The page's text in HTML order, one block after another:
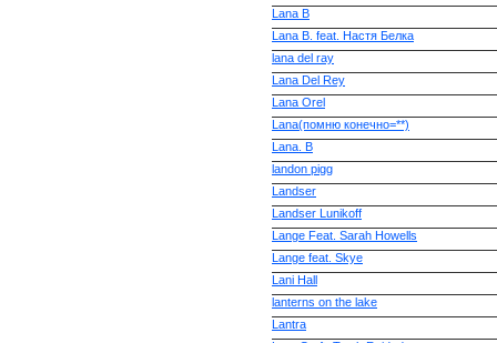
Lana B
Lana B. feat. Настя Белка
lana del ray
Lana Del Rey
Lana Orel
Lana(помню конечно=**)
Lana. B
landon pigg
Landser
Landser Lunikoff
Lange Feat. Sarah Howells
Lange feat. Skye
Lani Hall
lanterns on the lake
Lantra